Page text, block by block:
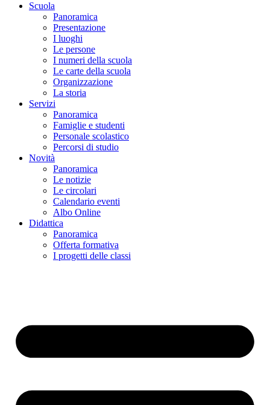
Scuola
Panoramica
Presentazione
I luoghi
Le persone
I numeri della scuola
Le carte della scuola
Organizzazione
La storia
Servizi
Panoramica
Famiglie e studenti
Personale scolastico
Percorsi di studio
Novità
Panoramica
Le notizie
Le circolari
Calendario eventi
Albo Online
Didattica
Panoramica
Offerta formativa
I progetti delle classi